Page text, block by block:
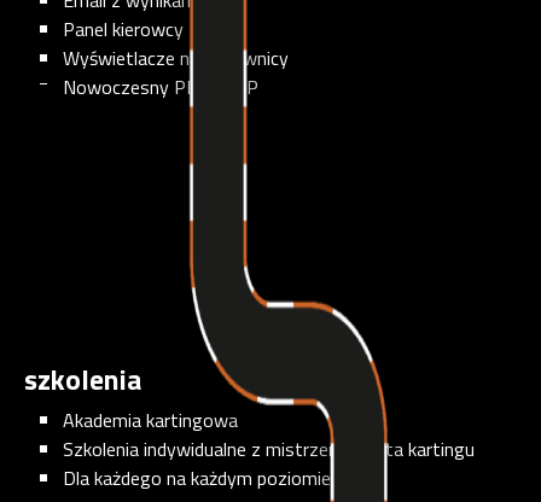
Panel kierowcy
Wyświetlacze na kierownicy
Nowoczesny PIT-STOP
szkolenia
Akademia kartingowa
Szkolenia indywidualne z mistrzem świata kartingu
Dla każdego na każdym poziomie